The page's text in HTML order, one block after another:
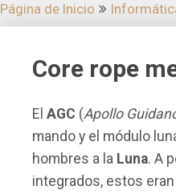
Página de Inicio
Core rope
El AGC (Apollo
mando y el módulo
hombres a la Luna. A
integrados, estos